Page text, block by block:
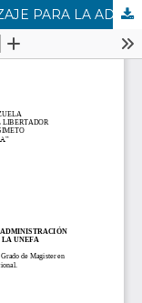
ENTORNO VIRTUAL DE APRENDIZAJE PARA LA ADMINISTRACIÓN B-LEARNING DEL CURSO DE FÍSICA I EN LA UNEFA